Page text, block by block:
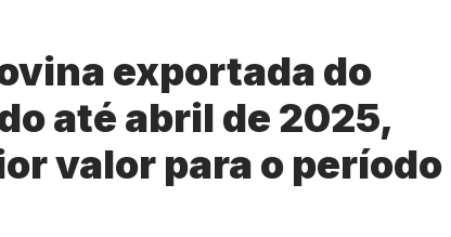
exportada do
até abril de 2025,
valor para o período